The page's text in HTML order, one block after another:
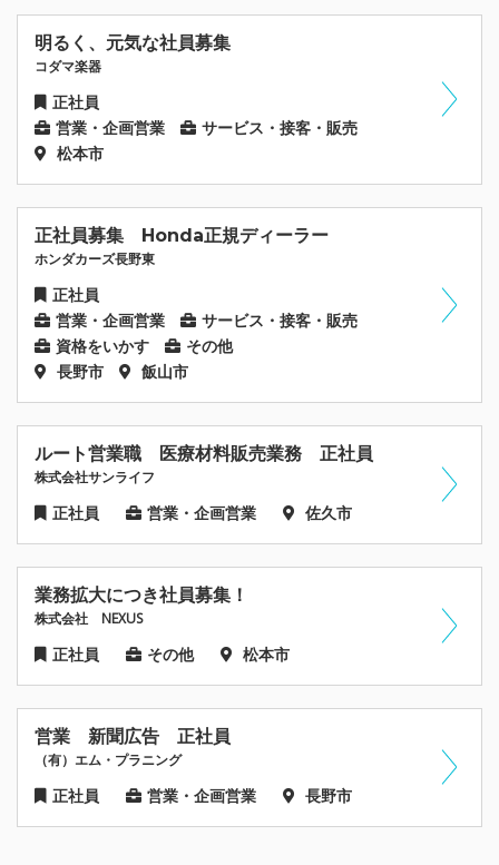
明るく、元気な社員募集
コダマ楽器
正社員
営業・企画営業
サービス・接客・販売
松本市
正社員募集 Honda正規ディーラー
ホンダカーズ長野東
正社員
営業・企画営業
サービス・接客・販売
資格をいかす
その他
長野市
飯山市
ルート営業職 医療材料販売業務 正社員
株式会社サンライフ
正社員 営業・企画営業 佐久市
業務拡大につき社員募集！
株式会社 NEXUS
正社員 その他 松本市
営業 新聞広告 正社員
（有）エム・プラニング
正社員 営業・企画営業 長野市